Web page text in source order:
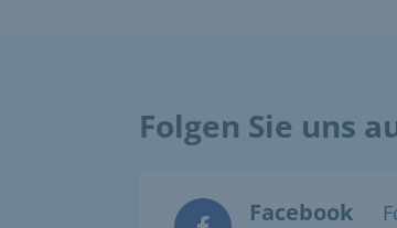
Folgen Sie uns
Facebook